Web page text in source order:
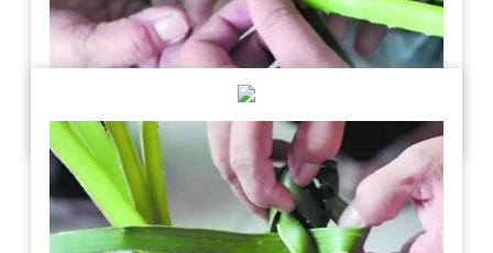
把新形成的“井”字中如是再操作，就可做出三个尖角。